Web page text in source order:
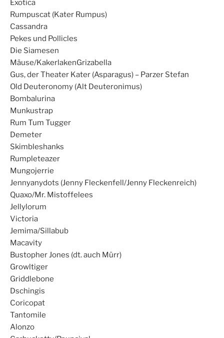
Exotica
Rumpuscat (Kater Rumpus)
Cassandra
Pekes und Pollicles
Die Siamesen
Mäuse/KakerlakenGrizabella
Gus, der Theater Kater (Asparagus) – Parzer Stefan
Old Deuteronomy (Alt Deuteronimus)
Bombalurina
Munkustrap
Rum Tum Tugger
Demeter
Skimbleshanks
Rumpleteazer
Mungojerrie
Jennyanydots (Jenny Fleckenfell/Jenny Fleckenreich)
Quaxo/Mr. Mistoffelees
Jellylorum
Victoria
Jemima/Sillabub
Macavity
Bustopher Jones (dt. auch Mürr)
Growltiger
Griddlebone
Dschingis
Coricopat
Tantomile
Alonzo